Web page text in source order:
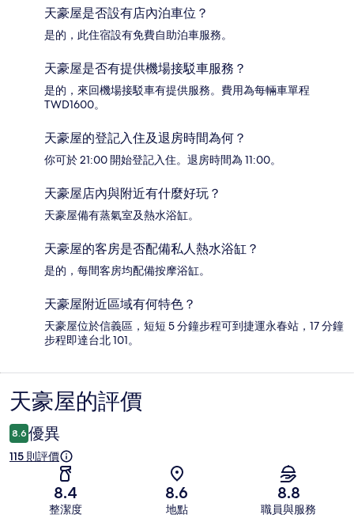
天豪屋是否設有店內泊車位？
是的，此住宿設有免費自助泊車服務。
天豪屋是否有提供機場接駁車服務？
是的，來回機場接駁車有提供服務。費用為每輛車單程
TWD1600。
天豪屋的登記入住及退房時間為何？
你可於 21:00 開始登記入住。退房時間為 11:00。
天豪屋店內與附近有什麼好玩？
天豪屋備有蒸氣室及熱水浴缸。
天豪屋的客房是否配備私人熱水浴缸？
是的，每間客房均配備按摩浴缸。
天豪屋附近區域有何特色？
天豪屋位於信義區，短短 5 分鐘步程可到捷運永春站，17 分鐘
步程即達台北 101。
評
價
天豪屋的評價
8.6 優異
115 則評價
8.4
整潔度
8.6
地點
8.8
職員與服務